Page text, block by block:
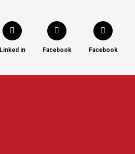
Facebook
Facebook
Linked in